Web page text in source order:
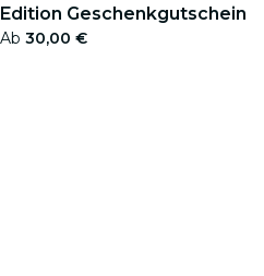
Edition Geschenkgutschein
Ab 30,00 €